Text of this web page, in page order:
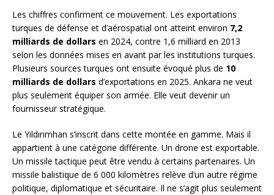
Les chiffres confirment ce mouvement. Les exportations
turques de défense et d’aérospatial ont atteint environ 7,2
milliards de dollars en 2024, contre 1,6 milliard en 2013
selon les données mises en avant par les institutions turques.
Plusieurs sources turques ont ensuite évoqué plus de 10
milliards de dollars d’exportations en 2025. Ankara ne veut
plus seulement équiper son armée. Elle veut devenir un
fournisseur stratégique.
Le Yıldırımhan s’inscrit dans cette montée en gamme. Mais il
appartient à une catégorie différente. Un drone est exportable.
Un missile tactique peut être vendu à certains partenaires. Un
missile balistique de 6 000 kilomètres relève d’un autre régime
politique, diplomatique et sécuritaire. Il ne s’agit plus seulement